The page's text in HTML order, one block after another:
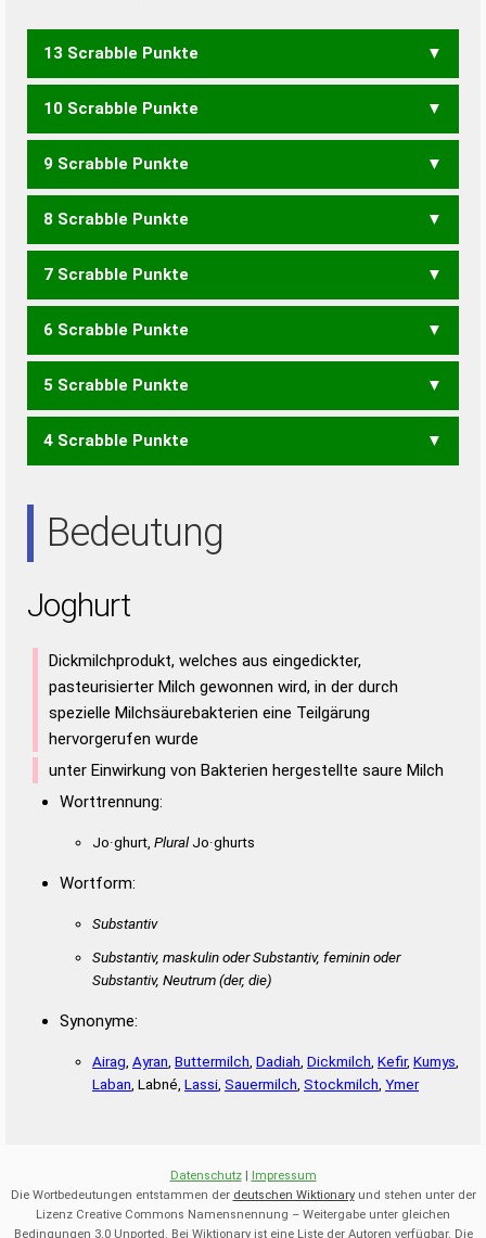
13 Scrabble Punkte
JOGURT
10 Scrabble Punkte
JOUR
9 Scrabble Punkte
JOT JUG
8 Scrabble Punkte
TOUGH
7 Scrabble Punkte
HUGO
6 Scrabble Punkte
GORT HORT ROTH TROG
5 Scrabble Punkte
GOR HOT OHR RHO
TRUG
4 Scrabble Punkte
Bedeutung
Joghurt
Dickmilchprodukt, welches aus eingedickter,
pasteurisierter Milch gewonnen wird, in der durch
spezielle Milchsäurebakterien eine Teilgärung
hervorgerufen wurde
unter Einwirkung von Bakterien hergestellte saure Milch
Worttrennung:
Jo·ghurt, PluralJo·ghurts
Wortform:
Substantiv
Substantiv, maskulin oder Substantiv, feminin oder
Substantiv, Neutrum(der, die)
Synonyme:
Airag Ayran Buttermilch Dadiah Dickmilch Kefir, Kumys
Laban , Labné, Lassi Sauermilch Stockmilch Ymer
Datenschutz| Impressum
Die Wortbedeutungen entstammen der deutschen Wiktionaryund stehen unter der
Lizenz Creative Commons Namensnennung – Weitergabe unter gleichen
Bedingungen 3.0 Unported. Bei Wiktionary ist eine Liste der Autoren verfügbar. Die